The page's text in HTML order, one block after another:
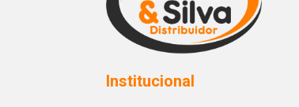
Institucional